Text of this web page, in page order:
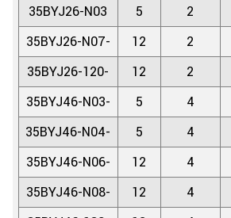
35BYJ26-N03
5 2
35BYJ26-N07-
12 2
35BYJ26-120-
12 2
35BYJ46-N03-
5 4
35BYJ46-N04-
5 4
35BYJ46-N06-
12 4
35BYJ46-N08-
12 4